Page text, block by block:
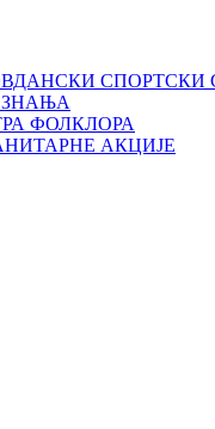
СПОРТСКИ
ФОЛКЛОРА
АКЦИЈЕ